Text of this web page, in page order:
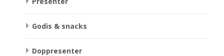
Godis & snacks
Doppresenter